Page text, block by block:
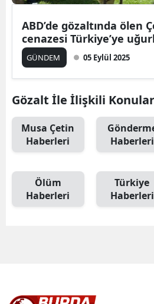
ABD’de gözaltında ölen
cenazesi Türkiye’ye
GÜNDEM 05 Eylül 2025
Gözalt İle İlişkili Konular
Musa Çetin
Haberleri
Haberleri
Ölüm
Haberleri
Türkiye
Haberleri